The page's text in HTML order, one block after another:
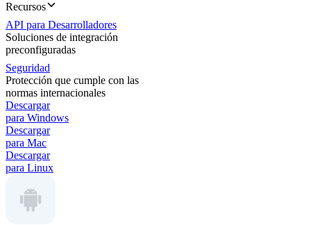
Recursos
API para Desarrolladores
Soluciones de integración
preconfiguradas
Seguridad
Protección que cumple con las
normas internacionales
Descargar
para Windows
Descargar
para Mac
Descargar
para Linux